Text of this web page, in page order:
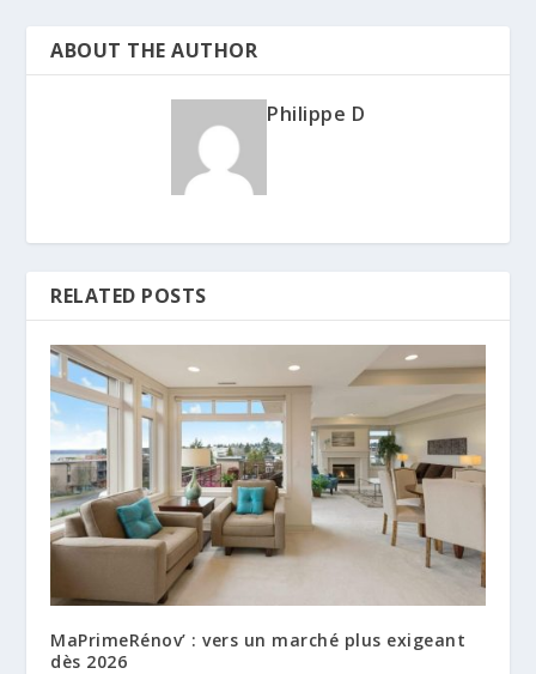
ABOUT THE AUTHOR
Philippe D
RELATED POSTS
MaPrimeRénov’ : vers un marché plus exigeant
dès 2026